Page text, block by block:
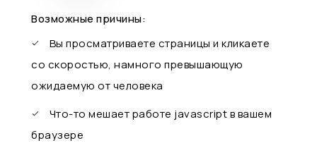
Возможные причины:
Вы просматриваете страницы и кликаете
со скоростью, намного превышающую
ожидаемую от человека
Что-то мешает работе javascript в вашем
браузере